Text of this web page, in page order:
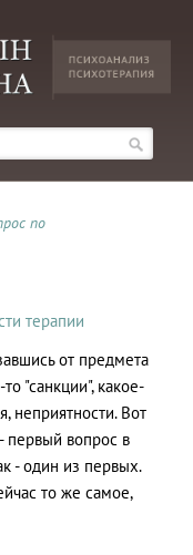
по
терапии
от предмета
"санкции", какое-
неприятности. Вот
первый вопрос в
- один из первых.
то же самое,